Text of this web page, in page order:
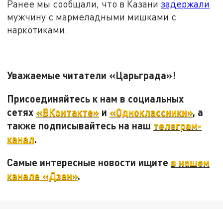
Ранее мы сообщали, что в Казанизадержали
мужчину с мармеладными мишками с
наркотиками.
Уважаемые читатели «Царьграда»!
Присоединяйтесь к нам в социальных
сетях «ВКонтакте» и «Одноклассники», а
также подписывайтесь на наш телеграм-
канал.
Самые интересные новости ищите в нашем
канале «Дзен».